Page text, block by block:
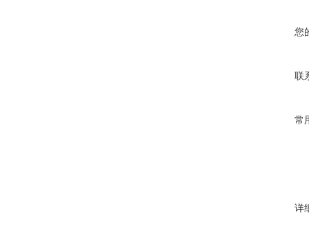
您
联
常
详